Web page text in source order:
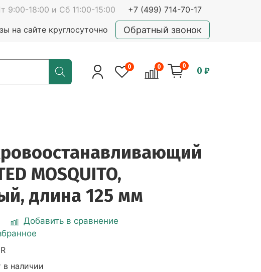
9:00-18:00 и Сб 11:00-15:00 +7 (499) 714-70-17
на сайте круглосуточно Обратный звонок
0 0 0 0 ₽
MOSQUITO,
длина 125 мм
Добавить в сравнение
в наличии